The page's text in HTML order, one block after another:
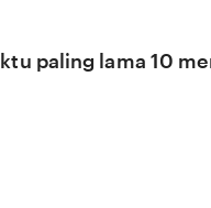
kreatif nasional
Dengan dukungan
paling lama 10